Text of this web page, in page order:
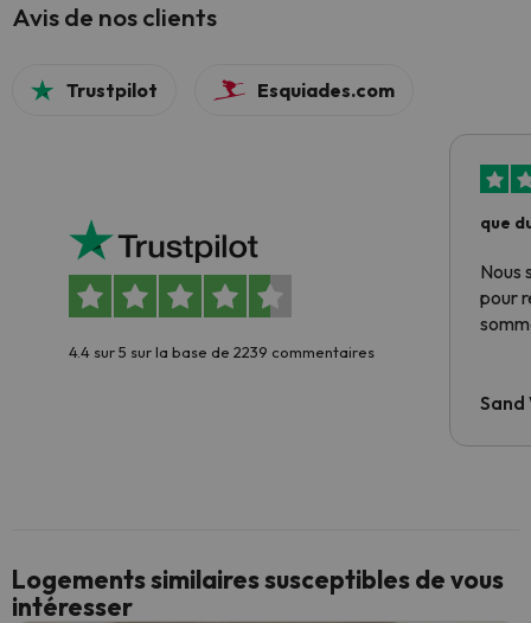
Avis de nos clients
Trustpilot Esquiades.com
4.4 sur 5 sur la base de 2239 commentaires
que
Nous
pour
Sand
Logements similaires susceptibles de vous
intéresser